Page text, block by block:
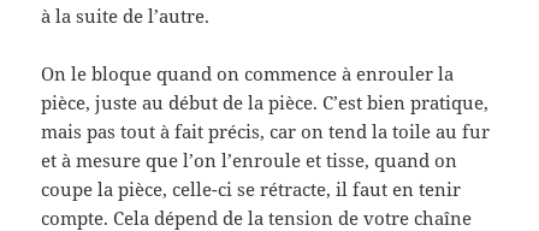
à la suite de l’autre.
On le bloque quand on commence à enrouler la
pièce, juste au début de la pièce. C’est bien pratique,
mais pas tout à fait précis, car on tend la toile au fur
et à mesure que l’on l’enroule et tisse, quand on
coupe la pièce, celle-ci se rétracte, il faut en tenir
compte. Cela dépend de la tension de votre chaîne